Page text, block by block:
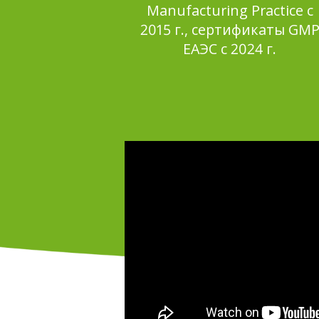
Manufacturing Practice с
2015 г., сертификаты GMP
ЕАЭС с 2024 г.